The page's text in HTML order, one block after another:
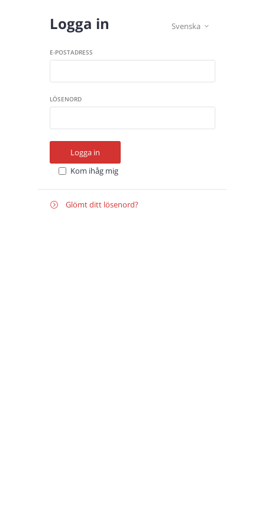
Svenska 
Logga in
E-POSTADRESS
LÖSENORD
Logga in
Kom ihåg mig
 Glömt ditt lösenord?